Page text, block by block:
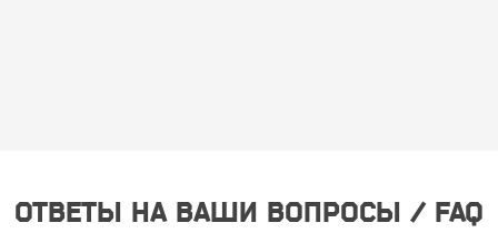
ОТВЕТЫ НА ВАШИ ВОПРОСЫ / FAQ